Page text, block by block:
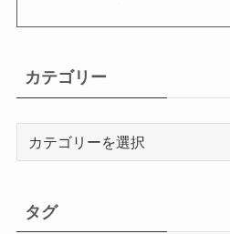
カテゴリー
ー
タグ